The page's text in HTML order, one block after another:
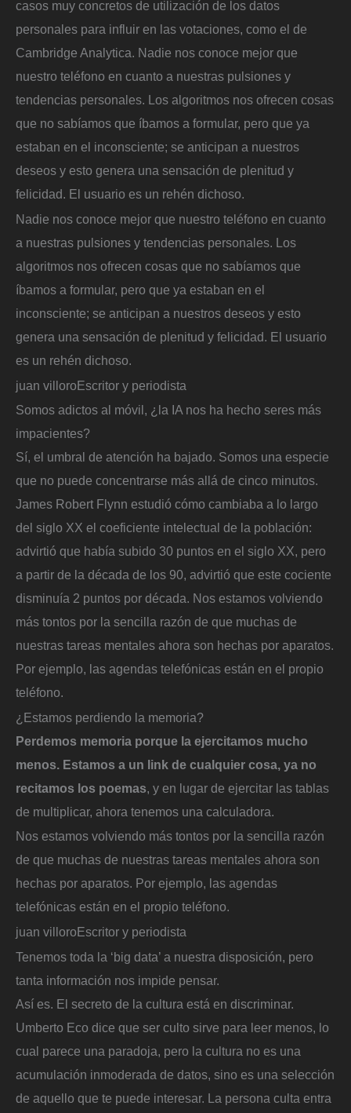
casos muy concretos de utilización de los datos
personales para influir en las votaciones, como el de
Cambridge Analytica. Nadie nos conoce mejor que
nuestro teléfono en cuanto a nuestras pulsiones y
tendencias personales. Los algoritmos nos ofrecen cosas
que no sabíamos que íbamos a formular, pero que ya
estaban en el inconsciente; se anticipan a nuestros
deseos y esto genera una sensación de plenitud y
felicidad. El usuario es un rehén dichoso.
Nadie nos conoce mejor que nuestro teléfono en cuanto
a nuestras pulsiones y tendencias personales. Los
algoritmos nos ofrecen cosas que no sabíamos que
íbamos a formular, pero que ya estaban en el
inconsciente; se anticipan a nuestros deseos y esto
genera una sensación de plenitud y felicidad. El usuario
es un rehén dichoso.
juan villoroEscritor y periodista
Somos adictos al móvil, ¿la IA nos ha hecho seres más
impacientes?
Sí, el umbral de atención ha bajado. Somos una especie
que no puede concentrarse más allá de cinco minutos.
James Robert Flynn estudió cómo cambiaba a lo largo
del siglo XX el coeficiente intelectual de la población:
advirtió que había subido 30 puntos en el siglo XX, pero
a partir de la década de los 90, advirtió que este cociente
disminuía 2 puntos por década. Nos estamos volviendo
más tontos por la sencilla razón de que muchas de
nuestras tareas mentales ahora son hechas por aparatos.
Por ejemplo, las agendas telefónicas están en el propio
teléfono.
¿Estamos perdiendo la memoria?
Perdemos memoria porque la ejercitamos mucho
menos. Estamos a un link de cualquier cosa, ya no
recitamos los poemas, y en lugar de ejercitar las tablas
de multiplicar, ahora tenemos una calculadora.
Nos estamos volviendo más tontos por la sencilla razón
de que muchas de nuestras tareas mentales ahora son
hechas por aparatos. Por ejemplo, las agendas
telefónicas están en el propio teléfono.
juan villoroEscritor y periodista
Tenemos toda la ‘big data’ a nuestra disposición, pero
tanta información nos impide pensar.
Así es. El secreto de la cultura está en discriminar.
Umberto Eco dice que ser culto sirve para leer menos, lo
cual parece una paradoja, pero la cultura no es una
acumulación inmoderada de datos, sino es una selección
de aquello que te puede interesar. La persona culta entra